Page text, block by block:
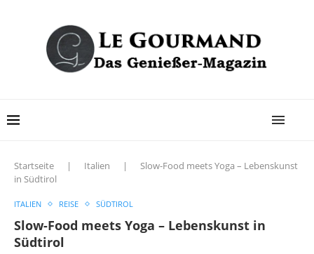
Startseite | Italien |
Slow-Food meets Yoga – Lebenskunst
in Südtirol
ITALIEN REISE SÜDTIROL
Slow-Food meets Yoga – Lebenskunst in
Südtirol